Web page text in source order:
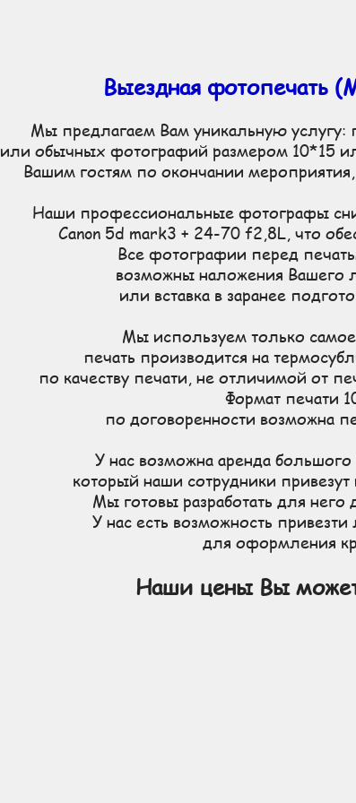
Выездная фотопечать
Мы предлагаем Вам уникальную услугу:
или обычных фотографий размером 10*15
Вашим гостям по окончании
Наши профессиональные фотографы
Canon 5d mark3 + 24-70 f2,8L, что
Все фотографии перед
возможны наложения Вашего
или вставка в заранее
Мы используем только
печать производится на
по качеству печати, не отличимой от
Формат печати
по договоренности возможна
У нас возможна аренда
который наши сотрудники
Мы готовы разработать для него
У нас есть возможность
для оформления
Наши цены Вы